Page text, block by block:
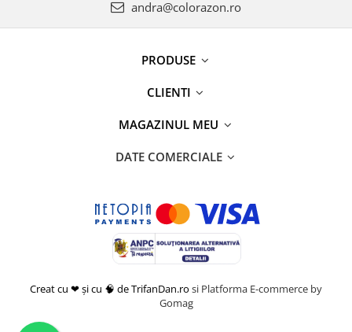
andra@colorazon.ro
PRODUSE
CLIENTI
MAGAZINUL MEU
DATE COMERCIALE
Creat cu ❤ și cu 🧠 de TrifanDan.ro si Platforma E-commerce by
Gomag